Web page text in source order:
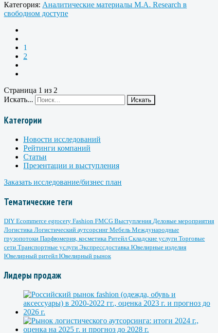
Категория: Аналитические материалы M.A. Research в
свободном доступе
1
2
Страница 1 из 2
Искать...
Искать
Категории
Новости исследований
Рейтинги компаний
Статьи
Презентации и выступления
Заказать исследование/бизнес план
Тематические теги
DIY Ecommerce egrocery Fashion FMCG Выступления Деловые мероприятия
Логистика Логистический аутсорсинг Мебель Международные
грузопотоки Парфюмерия, косметика Ритейл Складские услуги Торговые
сети Транспортные услуги Экспрессдоставка Ювелирные изделия
Ювелирный ритейл Ювелирный рынок
Лидеры продаж